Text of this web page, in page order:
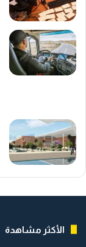
الأكثر مشاهدة